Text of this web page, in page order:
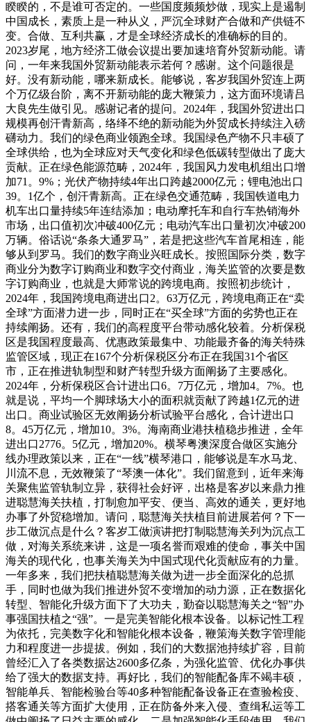
睽睽的，不是谁可否定的。一些国度频频炒做，现实上是遏制
中国成长，素质上是一种从义，严沉全球财产合做和产供链不
变。合做、互利共赢，才是全球经济成长的准确标的目的。
2023岁尾，地方经济工做会议提出要加速培育外贸新动能。请
问，一年来我国外贸新动能表示若何？感谢。这个问题很是
好。没有新动能，哪来新成长。能够说，客岁我国外贸连上两
个万亿级台阶，离不开新动能的庞大鞭策力，这方面环境请吕
大良先生做引见。感谢记者的提问。2024年，我国外贸进出口
规模再创汗青新高，络绎不绝的新动能为外贸成长持续注入磅
礴动力。我们的绿色商业领跑全球。我国绿色产物不只丰硕了
全球供给，也为全球应对天气变化和绿色低碳转型做出了庞大
贡献。正在绿色能源范畴，2024年，我国风力发电机组出口增
加71。9%；光伏产物持续4年出口跨越2000亿元；锂电池出口
39。1亿个，创汗青新高。正在绿色交通范畴，我国铁道电力
机车出口量持续5年连结添加；电动摩托车和自行车热销海外
市场，出口值初次冲破400亿元；电动汽车出口量初次冲破200
万辆。俗话说“条条大通罗马”，若是把这些汽车首尾相连，能
够从到罗马。我们的数字商业兴旺成长。按照国际分类，数字
商业分为数字订购商业和数字交付商业，海关监管的次要是数
字订购商业，也就是大师常说的跨境电商。按照初步统计，
2024年，我国跨境电商进出口2。63万亿元，跨境电商正在“卖
全球”方面潜力进一步，同时正在“买全球”方面的劣势也正在
持续阐扬。还有，我们的高程度平台带动感化较着。分析保税
区是我国程度最高、优惠政策最集中、功能最齐备的海关特殊
监管区域，现正在167个分析保税区分布正在我国31个省区
市，正在推进轨制型和财产转型升级方面阐扬了主要感化。
2024年，分析保税区合计进出口6。7万亿元，增加4。7%。也
就是说，平均一个脚球场大小的面积就贡献了跨越1亿元的进
出口。商业试验区无效阐扬分析试验平台感化，合计进出口
8。45万亿元，增加10。3%。海南商业港扶植稳步推进，全年
进出口2776。5亿元，增加20%。横琴粤澳深度合做区实施分
线办理政策以来，正在“一线”横琴港口，能够说是车水马龙、
川流不息，无效鞭策了“琴澳一体化”。我们留意到，近年来海
关聚焦监管轨制立异，获得社会好评，出格是客岁以来鼎力推
进聪慧海关扶植，打制愈加平安、便当、高效的通关，更好地
办事了外贸稳增加。请问，聪慧海关扶植目前进展若何？下一
步工做沉点是什么？客岁工做演讲把打制聪慧海关列为沉点工
做，对海关系统来讲，这是一项名誉而艰难的使命，事关中国
海关的现代化，也事关海关为中国式现代化贡献应有的力量。
一年多来，我们把扶植聪慧海关做为进一步全面深化的总抓
手，同时也做为我们推进外贸不变增加的动力源，正在数据化
转型、智能化升级方面下了大功夫，勤奋以聪慧海关之“智”办
事强国扶植之“强”。一是完美智能化根本设备。以标记性工程
为依托，完美数字化和智能化根本设备，鞭策海关数字管理能
力和程度进一步提拔。例如，我们的大数据池持续扩容，目前
曾经汇入了各类数据达2600多亿条，为强化监管、优化办事供
给了强大的数据支持。再好比，我们的智能配备库不竭丰硕，
智能单兵、智能检验台等40多种智能配备设备正在查验检疫、
搭客通关等方面扩大使用，正在防备外来入侵、查缉私运等工